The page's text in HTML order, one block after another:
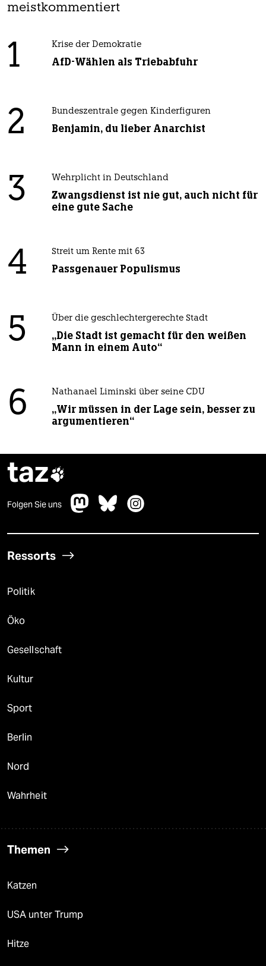
meistkommentiert
1 Krise der Demokratie
AfD-Wählen als Triebabfuhr
2 Bundeszentrale gegen Kinderfiguren
Benjamin, du lieber Anarchist
3 Wehrplicht in Deutschland
Zwangsdienst ist nie gut, auch nicht für
eine gute Sache
4 Streit um Rente mit 63
Passgenauer Populismus
5 Über die geschlechtergerechte Stadt
„Die Stadt ist gemacht für den weißen
Mann in einem Auto“
6 Nathanael Liminski über seine CDU
„Wir müssen in der Lage sein, besser zu
argumentieren“
taz
Folgen Sie uns
Ressorts
Politik
Öko
Gesellschaft
Kultur
Sport
Berlin
Nord
Wahrheit
Themen
Katzen
USA unter Trump
Hitze